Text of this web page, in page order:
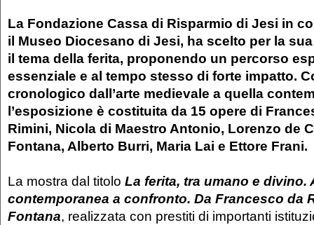
La Fondazione Cassa di Risparmio di Jesi in
il Museo Diocesano di Jesi, ha scelto per la
il tema della ferita, proponendo un percorso
essenziale e al tempo stesso di forte impatto.
cronologico dall’arte medievale a quella
l’esposizione è costituita da 15 opere di
Rimini, Nicola di Maestro Antonio, Lorenzo de
Fontana, Alberto Burri, Maria Lai e Ettore Frani.
La mostra dal titolo La ferita, tra umano e divino.
contemporanea a confronto. Da Francesco da
Fontana, realizzata con prestiti di importanti